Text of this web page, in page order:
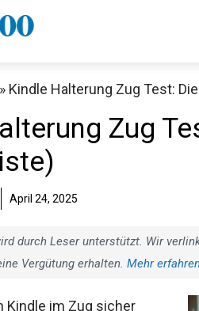
» Kindle Halterung Zug Test:
Zug
April 24, 2025
durch Leser unterstützt. Wir
Vergütung erhalten. Mehr
Kindle im Zug sicher